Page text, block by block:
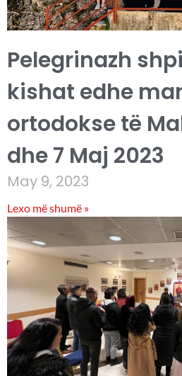
Pelegrinazh
kishat edhe
ortodokse të
dhe 7 Maj 2023
May 9, 2023
Lexo më shumë »